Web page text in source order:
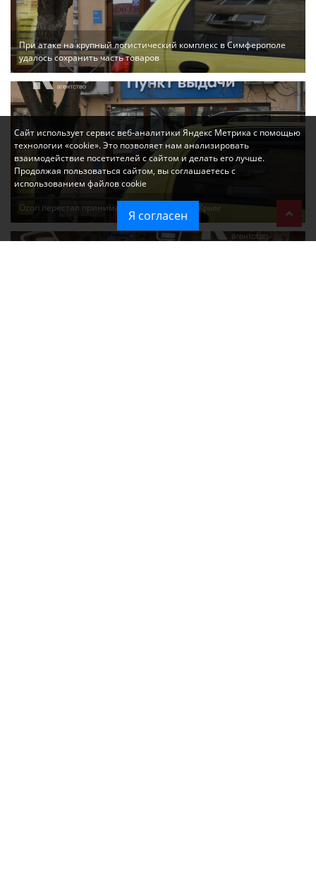
При атаке на крупный логистический комплекс в Симферополе
удалось сохранить часть товаров
Ozon перестал принимать новые заказы в Крым
Сайт использует сервис веб-аналитики Яндекс Метрика с помощью
технологии «cookie». Это позволяет нам анализировать
взаимодействие посетителей с сайтом и делать его лучше.
Продолжая пользоваться сайтом, вы соглашаетесь с
использованием файлов cookie
Я согласен